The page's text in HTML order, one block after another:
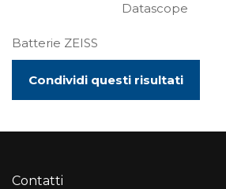
Datascope
Batterie ZEISS
Condividi questi risultati
Contatti